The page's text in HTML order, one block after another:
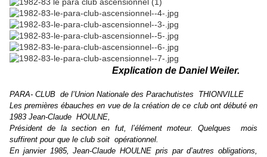
Explication de Daniel Weiler.
PARA-‭ ‬CLUB‭ ‬de l’Union Nationale des Parachutistes‭ ‬THIONVILLE
Les premières ébauches en vue de la création de ce club ont débuté en‭
‬1983‭ ‬Jean-Claude‭ ‬HOULNE,
Président de la section en fut,‭ ‬l’élément moteur.‭ ‬Quelques‭ ‬mois
suffirent pour que le club soit‭ ‬opérationnel.
En janvier‭ ‬1985,‭ ‬Jean-Claude HOULNE pris par d‭’‬autres obligations,‭